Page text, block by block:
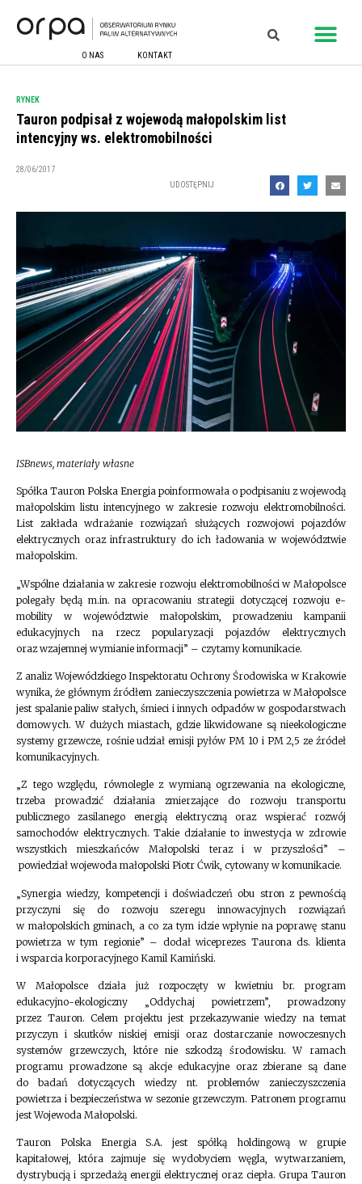
O NAS KONTAKT
RYNEK
Tauron podpisał z wojewodą małopolskim list
intencyjny ws. elektromobilności
28/06/2017
UDOSTĘPNIJ
ISBnews, materiały własne
Spółka Tauron Polska Energia poinformowała o podpisaniu z wojewodą
małopolskim listu intencyjnego w zakresie rozwoju elektromobilności.
List zakłada wdrażanie rozwiązań służących rozwojowi pojazdów
elektrycznych oraz infrastruktury do ich ładowania w województwie
małopolskim.
„Wspólne działania w zakresie rozwoju elektromobilności w Małopolsce
polegały będą m.in. na opracowaniu strategii dotyczącej rozwoju e-
mobility w województwie małopolskim, prowadzeniu kampanii
edukacyjnych na rzecz popularyzacji pojazdów elektrycznych
oraz wzajemnej wymianie informacji” – czytamy komunikacie.
Z analiz Wojewódzkiego Inspektoratu Ochrony Środowiska w Krakowie
wynika, że głównym źródłem zanieczyszczenia powietrza w Małopolsce
jest spalanie paliw stałych, śmieci i innych odpadów w gospodarstwach
domowych. W dużych miastach, gdzie likwidowane są nieekologiczne
systemy grzewcze, rośnie udział emisji pyłów PM 10 i PM 2,5 ze źródeł
komunikacyjnych.
„Z tego względu, równolegle z wymianą ogrzewania na ekologiczne,
trzeba prowadzić działania zmierzające do rozwoju transportu
publicznego zasilanego energią elektryczną oraz wspierać rozwój
samochodów elektrycznych. Takie działanie to inwestycja w zdrowie
wszystkich mieszkańców Małopolski teraz i w przyszłości” –
powiedział wojewoda małopolski Piotr Ćwik, cytowany w komunikacie.
„Synergia wiedzy, kompetencji i doświadczeń obu stron z pewnością
przyczyni się do rozwoju szeregu innowacyjnych rozwiązań
w małopolskich gminach, a co za tym idzie wpłynie na poprawę stanu
powietrza w tym regionie” – dodał wiceprezes Taurona ds. klienta
i wsparcia korporacyjnego Kamil Kamiński.
W Małopolsce działa już rozpoczęty w kwietniu br. program
edukacyjno-ekologiczny „Oddychaj powietrzem”, prowadzony
przez Tauron. Celem projektu jest przekazywanie wiedzy na temat
przyczyn i skutków niskiej emisji oraz dostarczanie nowoczesnych
systemów grzewczych, które nie szkodzą środowisku. W ramach
programu prowadzone są akcje edukacyjne oraz zbierane są dane
do badań dotyczących wiedzy nt. problemów zanieczyszczenia
powietrza i bezpieczeństwa w sezonie grzewczym. Patronem programu
jest Wojewoda Małopolski.
Tauron Polska Energia S.A. jest spółką holdingową w grupie
kapitałowej, która zajmuje się wydobyciem węgla, wytwarzaniem,
dystrybucją i sprzedażą energii elektrycznej oraz ciepła. Grupa Tauron